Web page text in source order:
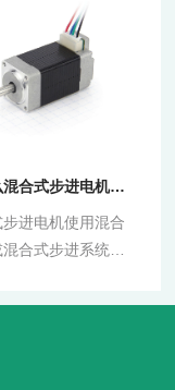
为什么混合式步进电机无法在高速下产生高扭矩
进电机使用混合
合式步进系统来
系统允许电机像